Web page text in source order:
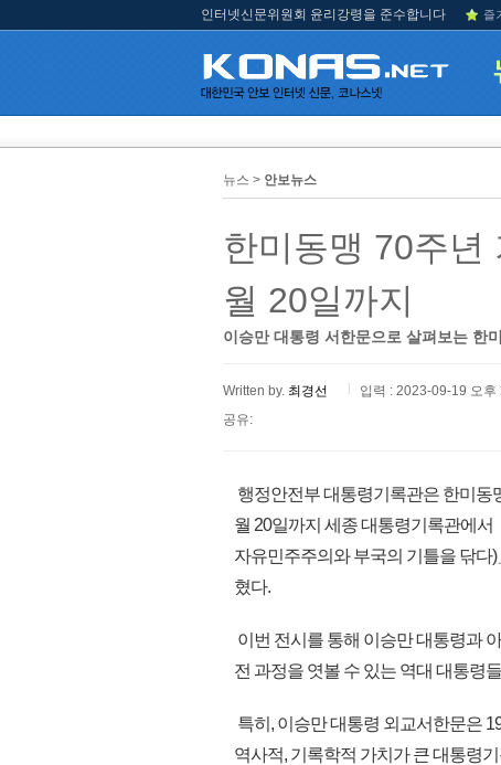
인터넷신문위원회 윤리강령을 준수합니다 즐
뉴스 > 안보뉴스
한미동맹 70주년
월 20일까지
이승만 대통령 서한문으로 살펴보는 한
Written by. 최경선
입력 : 2023-09-19 오후
공유:
행정안전부 대통령기록관은 한미동
월 20일까지 세종 대통령기록관에
자유민주주의와 부국의 기틀을 닦다
혔다.
이번 전시를 통해 이승만 대통령과
전 과정을 엿볼 수 있는 역대 대통령
특히, 이승만 대통령 외교서한문은
역사적, 기록학적 가치가 큰 대통령